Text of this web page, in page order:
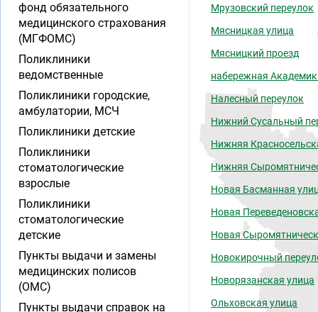
Мрузовский переулок
Мясницкая улица
Мясницкий проезд
набережная
Налесный переулок
Нижний Сусальный
Нижняя
Нижняя
Новая Басманная
Новая
Новая
Новокирочный
Новорязанская улица
Ольховская улица
фонд обязательного
медицинского страхования
(МГФОМС)
Поликлиники
ведомственные
Поликлиники городские,
амбулатории, МСЧ
Поликлиники детские
Поликлиники
стоматологические
взрослые
Поликлиники
стоматологические
детские
Пункты выдачи и замены
медицинских полисов
(ОМС)
Пункты выдачи справок на